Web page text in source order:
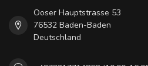
Ooser Hauptstrasse 53
76532 Baden-Baden
Deutschland